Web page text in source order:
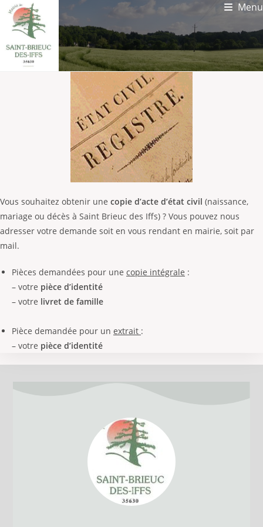
Menu
Vous souhaitez obtenir une copie d’acte d’état civil (naissance,
mariage ou décès à Saint Brieuc des Iffs) ? Vous pouvez nous
adresser votre demande soit en vous rendant en mairie, soit par
mail.
Pièces demandées pour une copie intégrale :
– votre pièce d’identité
– votre livret de famille
Pièce demandée pour un extrait :
– votre pièce d’identité